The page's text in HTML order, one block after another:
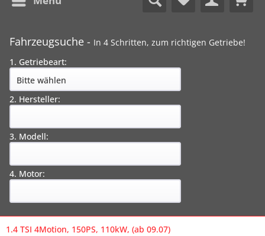
Fahrzeugsuche - In 4 Schritten, zum richtigen Getriebe!
1. Getriebeart:
2. Hersteller:
3. Modell:
4. Motor:
1.4 TSI 4Motion, 150PS, 110kW, (ab 09.07)